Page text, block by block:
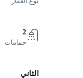
2
حمامات
الثاني